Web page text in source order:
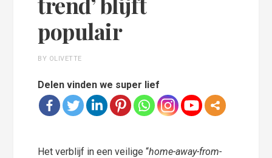
populair
BY OLIVETTE
Delen vinden we super lief
Het verblijf in een veilige “home-away-from-